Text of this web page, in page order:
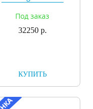
Под заказ
32250 р.
КУПИТЬ